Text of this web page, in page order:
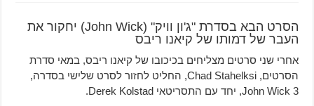
הסרט הבא בסדרת "ג'ון וויק" (John Wick) יחקור את
העבר של דמותו של קיאנו ריבס
אחרי שני סרטים מצליחים בכיכובו של קיאנו ריבס, במאי סדרת
הסרטים, Chad Stahelksi, החליט לחזור לסרט שלישי בסדרה,
John Wick 3, יחד עם התסריטאי Derek Kolstad.